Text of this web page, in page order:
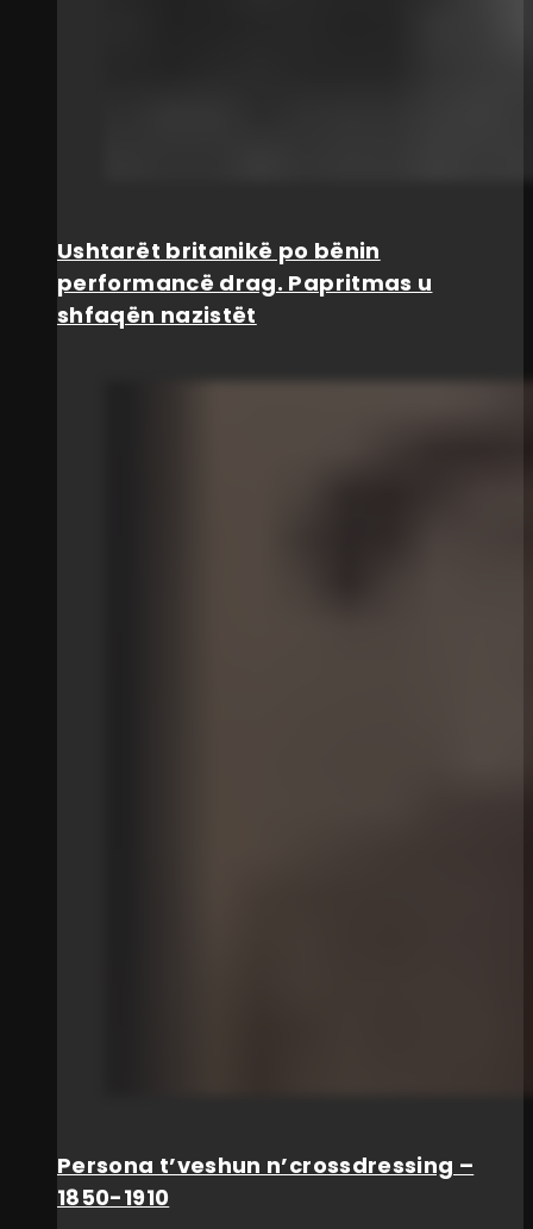
Ushtarët britanikë po bënin
performancë drag. Papritmas u
shfaqën nazistët
Persona t’veshun n’crossdressing –
1850-1910